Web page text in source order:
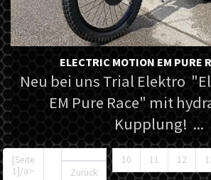
ELECTRIC MOTION EM PURE
Neu bei uns Trial Elektro
EM Pure Race" mit
Kupplung! ...
[Seite
1]/a>
Zurück
... 10 11 12